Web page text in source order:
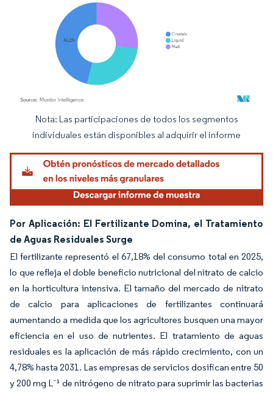
Imagen © Mordor Intelligence. El uso requiere atribución según CC BY 4.0.
Nota: Las participaciones de todos los segmentos
individuales están disponibles al adquirir el informe
Por Aplicación: El Fertilizante Domina, el Tratamiento
de Aguas Residuales Surge
El fertilizante representó el 67,18% del consumo total en 2025,
lo que refleja el doble beneficio nutricional del nitrato de calcio
en la horticultura intensiva. El tamaño del mercado de nitrato
de calcio para aplicaciones de fertilizantes continuará
aumentando a medida que los agricultores busquen una mayor
eficiencia en el uso de nutrientes. El tratamiento de aguas
residuales es la aplicación de más rápido crecimiento, con un
4,78% hasta 2031. Las empresas de servicios dosifican entre 50
y 200 mg L⁻¹ de nitrógeno de nitrato para suprimir las bacterias